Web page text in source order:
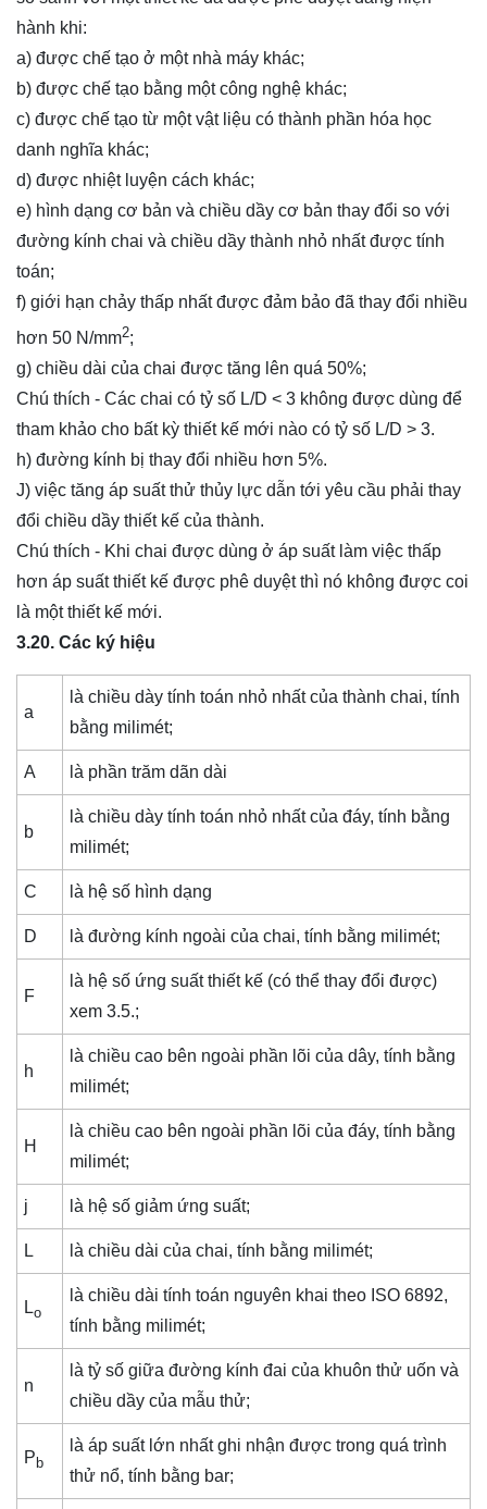
hành khi:
a) được chế tạo ở một nhà máy khác;
b) được chế tạo bằng một công nghệ khác;
c) được chế tạo từ một vật liệu có thành phần hóa học
danh nghĩa khác;
d) được nhiệt luyện cách khác;
e) hình dạng cơ bản và chiều dầy cơ bản thay đổi so với
đường kính chai và chiều dầy thành nhỏ nhất được tính
toán;
f) giới hạn chảy thấp nhất được đảm bảo đã thay đổi nhiều
hơn 50 N/mm2;
g) chiều dài của chai được tăng lên quá 50%;
Chú thích - Các chai có tỷ số L/D < 3 không được dùng để
tham khảo cho bất kỳ thiết kế mới nào có tỷ số L/D > 3.
h) đường kính bị thay đổi nhiều hơn 5%.
J) việc tăng áp suất thử thủy lực dẫn tới yêu cầu phải thay
đổi chiều dầy thiết kế của thành.
Chú thích - Khi chai được dùng ở áp suất làm việc thấp
hơn áp suất thiết kế được phê duyệt thì nó không được coi
là một thiết kế mới.
3.20. Các ký hiệu
a
là chiều dày tính toán nhỏ nhất của thành chai, tính
bằng milimét;
A là phần trăm dãn dài
b
là chiều dày tính toán nhỏ nhất của đáy, tính bằng
milimét;
C là hệ số hình dạng
D là đường kính ngoài của chai, tính bằng milimét;
F
là hệ số ứng suất thiết kế (có thể thay đổi được)
xem 3.5.;
h
là chiều cao bên ngoài phần lõi của dây, tính bằng
milimét;
H
là chiều cao bên ngoài phần lõi của đáy, tính bằng
milimét;
j là hệ số giảm ứng suất;
L là chiều dài của chai, tính bằng milimét;
Lo
là chiều dài tính toán nguyên khai theo ISO 6892,
tính bằng milimét;
n
là tỷ số giữa đường kính đai của khuôn thử uốn và
chiều dầy của mẫu thử;
Pb
là áp suất lớn nhất ghi nhận được trong quá trình
thử nổ, tính bằng bar;